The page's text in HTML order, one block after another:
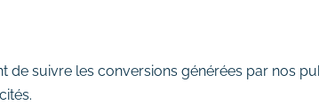
de suivre les conversions générées par nos
naturel (SEO)